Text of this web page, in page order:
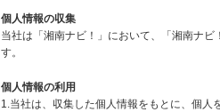
個人情報の収集
当社は「湘南ナビ！」において、「湘南ナ
す。
個人情報の利用
1.当社は、収集した個人情報をもとに、個